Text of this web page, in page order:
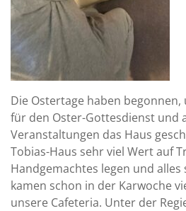
Die Ostertage haben
für den Oster-Gottesdienst und
Veranstaltungen das Haus
Tobias-Haus sehr viel Wert auf
Handgemachtes legen und
kamen schon in der Karwoche
unsere Cafeteria. Unter der